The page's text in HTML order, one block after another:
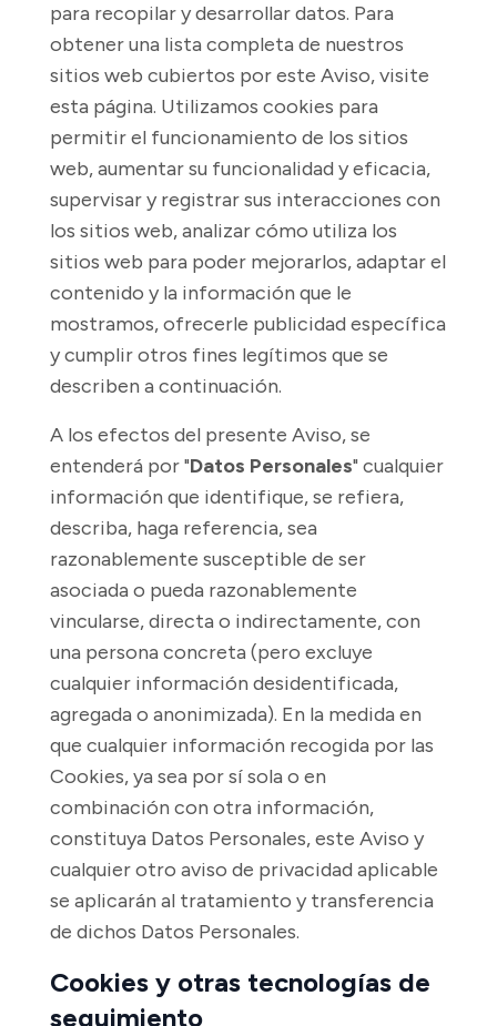
para recopilar y desarrollar datos. Para
obtener una lista completa de nuestros
sitios web cubiertos por este Aviso, visite
esta página. Utilizamos cookies para
permitir el funcionamiento de los sitios
web, aumentar su funcionalidad y eficacia,
supervisar y registrar sus interacciones con
los sitios web, analizar cómo utiliza los
sitios web para poder mejorarlos, adaptar el
contenido y la información que le
mostramos, ofrecerle publicidad específica
y cumplir otros fines legítimos que se
describen a continuación.
A los efectos del presente Aviso, se
entenderá por "Datos Personales" cualquier
información que identifique, se refiera,
describa, haga referencia, sea
razonablemente susceptible de ser
asociada o pueda razonablemente
vincularse, directa o indirectamente, con
una persona concreta (pero excluye
cualquier información desidentificada,
agregada o anonimizada). En la medida en
que cualquier información recogida por las
Cookies, ya sea por sí sola o en
combinación con otra información,
constituya Datos Personales, este Aviso y
cualquier otro aviso de privacidad aplicable
se aplicarán al tratamiento y transferencia
de dichos Datos Personales.
Cookies y otras tecnologías de
seguimiento